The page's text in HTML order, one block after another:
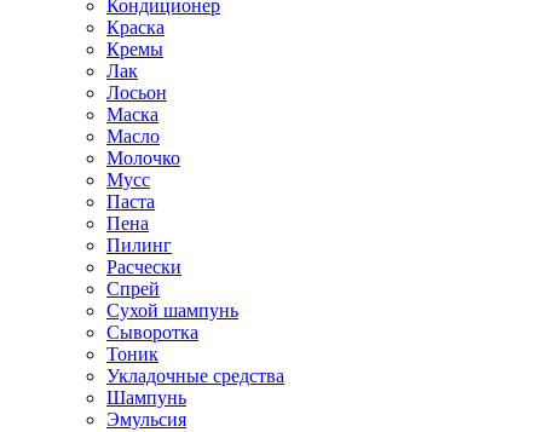
Кондиционер
Краска
Кремы
Лак
Лосьон
Маска
Масло
Молочко
Мусс
Паста
Пена
Пилинг
Расчески
Спрей
Сухой шампунь
Сыворотка
Тоник
Укладочные средства
Шампунь
Эмульсия